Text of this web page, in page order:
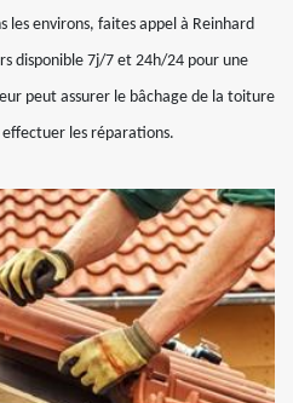
les environs, faites appel à Reinhard
disponible 7j/7 et 24h/24 pour une
peut assurer le bâchage de la toiture
les réparations.